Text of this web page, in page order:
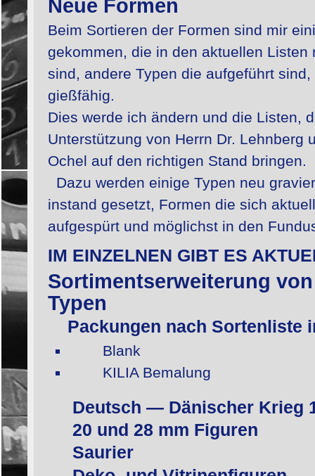
Neue Formen
Beim Sortieren der Formen sind mir
gekommen, die in den aktuellen Listen
sind, andere Typen die aufgeführt
gießfähig.
Dies werde ich ändern und die Listen,
Unterstützung von Herrn Dr. Lehnberg
Ochel auf den richtigen Stand bringen.
Dazu werden einige Typen neu
instand gesetzt, Formen die sich
aufgespürt und möglichst in den
IM EINZELNEN GIBT ES
Sortimentserweiterung von
Typen
Packungen nach Sortenliste
Blank
KILIA Bemalung
Deutsch — Dänischer Krieg
20 und 28 mm Figuren
Saurier